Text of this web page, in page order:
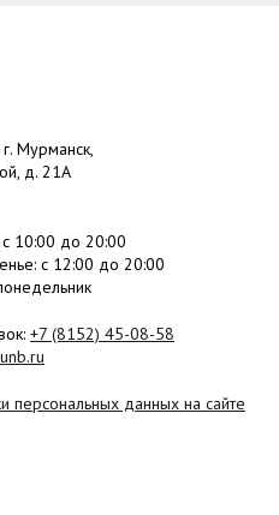
Мурманск,
д. 21А
с 10:00 до 20:00
: c 12:00 до 20:00
+7 (8152) 45-08-58
персональных данных на сайте